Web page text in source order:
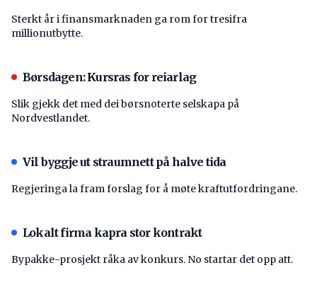
Sterkt år i finansmarknaden ga rom for tresifra
millionutbytte.
Børsdagen: Kursras for reiarlag
Slik gjekk det med dei børsnoterte selskapa på
Nordvestlandet.
Vil byggje ut straumnett på halve tida
Regjeringa la fram forslag for å møte kraftutfordringane.
Lokalt firma kapra stor kontrakt
Bypakke-prosjekt råka av konkurs. No startar det opp att.